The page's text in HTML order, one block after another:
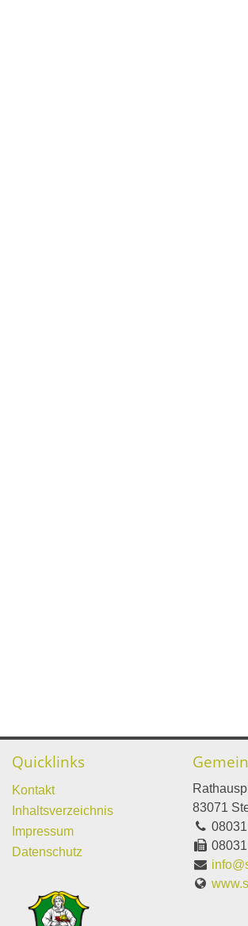
Quicklinks
Kontakt
Inhaltsverzeichnis
Impressum
Datenschutz
83071